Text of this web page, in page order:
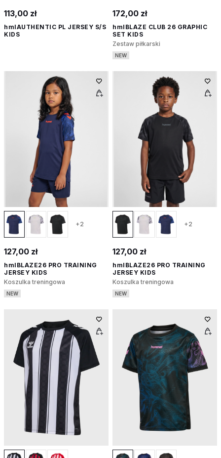
113,00 zł
hmlAUTHENTIC PL JERSEY S/S
KIDS
172,00 zł
hmlBLAZE CLUB 26 GRAPHIC
SET KIDS
Zestaw piłkarski
NEW
+2
127,00 zł
hmlBLAZE26 PRO TRAINING
JERSEY KIDS
Koszulka treningowa
NEW
+2
127,00 zł
hmlBLAZE26 PRO TRAINING
JERSEY KIDS
Koszulka treningowa
NEW